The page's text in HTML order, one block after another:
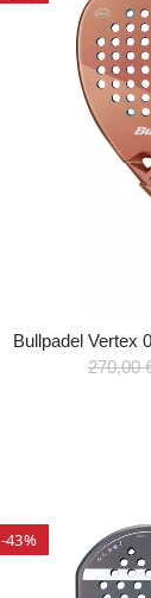
Bullpadel Vertex
270,00
-43%